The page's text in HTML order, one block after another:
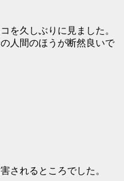
を久しぶりに見ました。
人間のほうが断然良いで
されるところでした。